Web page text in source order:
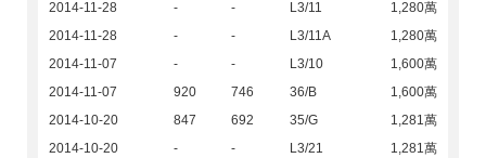
2014-11-28
- - L3/11
1,280萬
2014-11-28
- - L3/11A
1,280萬
2014-11-07
- - L3/10
1,600萬
2014-11-07
920 746 36/B
1,600萬
2014-10-20
847 692 35/G
1,281萬
2014-10-20
- - L3/21
1,281萬